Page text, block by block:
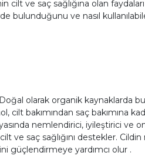
cilt ve saç sağlığına olan
bulunduğunu ve nasıl
olarak organik kaynaklarda
bakımından saç bakımına
nemlendirici, iyileştirici ve
ve saç sağlığını destekler.
güçlendirmeye yardımcı olur .